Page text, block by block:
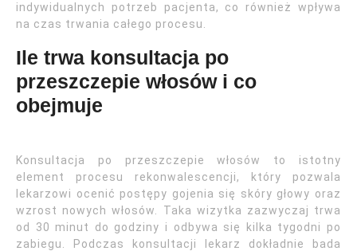
indywidualnych potrzeb pacjenta, co również wpływa
na czas trwania całego procesu.
Ile trwa konsultacja po
przeszczepie włosów i co
obejmuje
Konsultacja po przeszczepie włosów to istotny
element procesu rekonwalescencji, który pozwala
lekarzowi ocenić postępy gojenia się skóry głowy oraz
wzrost nowych włosów. Taka wizytka zazwyczaj trwa
od 30 minut do godziny i odbywa się kilka tygodni po
zabiegu. Podczas konsultacji lekarz dokładnie bada